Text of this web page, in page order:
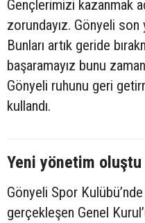
Gençlerimizi kazanmak
zorundayız. Gönyeli son
Bunları artık geride
başaramayız bunu
Gönyeli ruhunu geri
kullandı.
Yeni yönetim oluştu
Gönyeli Spor
gerçekleşen Genel